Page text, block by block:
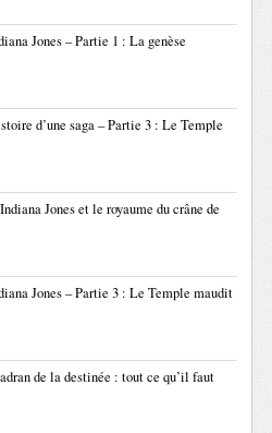
Jones – Partie 1 : La genèse
d’une saga – Partie 3 : Le Temple
Jones et le royaume du crâne de
Jones – Partie 3 : Le Temple maudit
de la destinée : tout ce qu’il faut